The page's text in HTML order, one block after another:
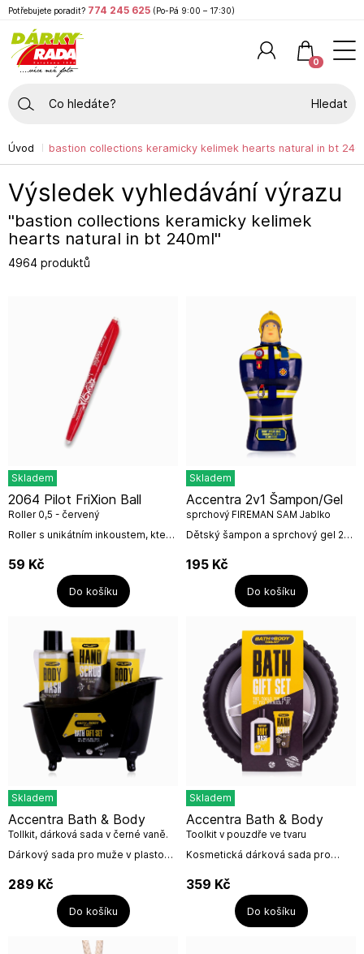
Úvod bastion collections keramicky kelimek hearts natural in bt
Výsledek vyhledávání výrazu
"bastion collections keramicky kelimek
hearts natural in bt 240ml"
4964 produktů
Skladem
Roller s unikátním inkoustem, který
zakončením víčka rolleru a
opakovaně na tomtéž místě...
2064 Pilot FriXion Ball
Roller 0,5 - červený
59 Kč
Do košíku
Skladem
Dětský šampon a sprchový gel 2v1
pomáhá udržovat přirozenou
hydrataci a zanechává pokožku
hebkou a vláčnou....
Accentra 2v1 Šampon/Gel
sprchový FIREMAN SAM Jablko
400ml
195 Kč
Do košíku
Skladem
Dárkový sada pro muže v plastové
sprchovým gelem, peelingem na
ruce.Obsah:2x sprchový gel...
Accentra Bath & Body
Tollkit, dárková sada v černé vaně.
5dílná
289 Kč
Do košíku
Skladem
Kosmetická dárková sada pro
gelem.Dárková sada s nevšedním
designem a vůní santalového
dřeva potěší...
Accentra Bath & Body
Toolkit v pouzdře ve tvaru
pneumatiky, 16x5cm
359 Kč
Do košíku
Potřebujete poradit? 774 245 625 (Po-Pá 9:00 – 17:30)
0
Hledat